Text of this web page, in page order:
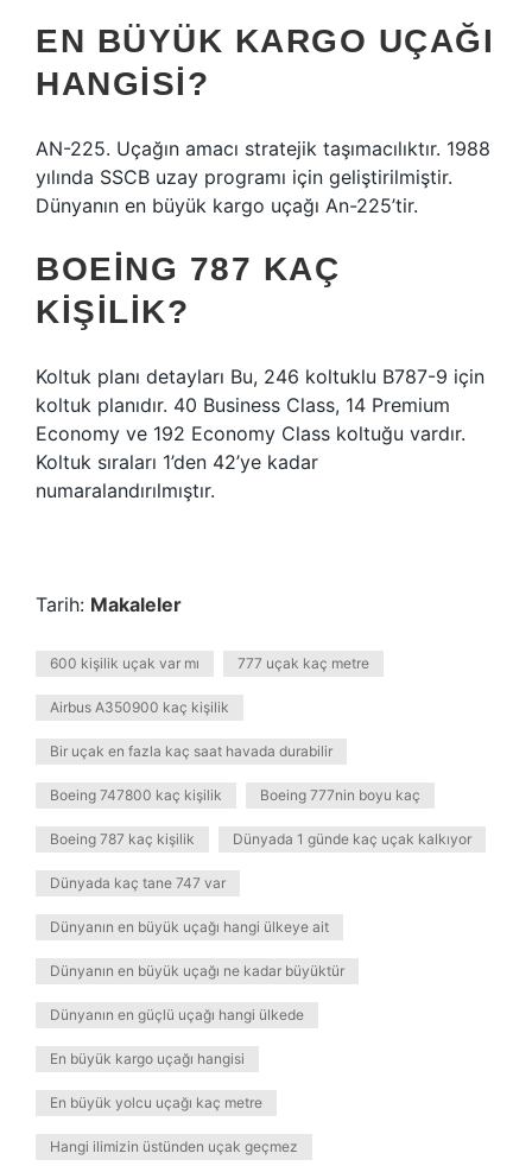
EN BÜYÜK KARGO UÇAĞI
HANGISI?
AN-225. Uçağın amacı stratejik taşımacılıktır. 1988
yılında SSCB uzay programı için geliştirilmiştir.
Dünyanın en büyük kargo uçağı An-225’tir.
BOEING 787 KAÇ
KIŞILIK?
Koltuk planı detayları Bu, 246 koltuklu B787-9 için
koltuk planıdır. 40 Business Class, 14 Premium
Economy ve 192 Economy Class koltuğu vardır.
Koltuk sıraları 1’den 42’ye kadar
numaralandırılmıştır.
Tarih: Makaleler
600 kişilik uçak var mı 777 uçak kaç metre
Airbus A350900 kaç kişilik
Bir uçak en fazla kaç saat havada durabilir
Boeing 747800 kaç kişilik Boeing 777nin boyu kaç
Boeing 787 kaç kişilik Dünyada 1 günde kaç uçak kalkıyor
Dünyada kaç tane 747 var
Dünyanın en büyük uçağı hangi ülkeye ait
Dünyanın en büyük uçağı ne kadar büyüktür
Dünyanın en güçlü uçağı hangi ülkede
En büyük kargo uçağı hangisi
En büyük yolcu uçağı kaç metre
Hangi ilimizin üstünden uçak geçmez